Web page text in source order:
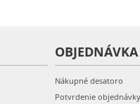
OBJEDNÁVKA
Nákupné desatoro
Potvrdenie objednávky